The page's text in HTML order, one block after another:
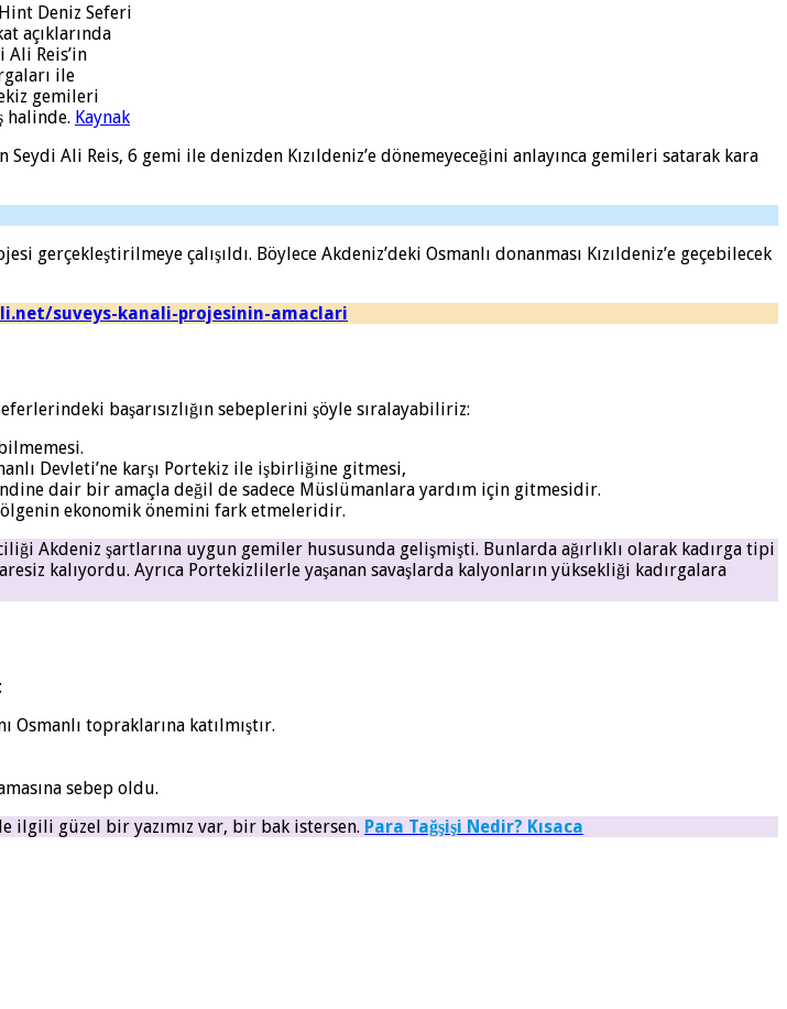
açıklarında
Ali Reis’in
ile
gemileri
halinde. Kaynak
Ali Reis, 6 gemi ile denizden Kızıldeniz’e dönemeyeceğini anlayınca gemileri satarak kara
gerçekleştirilmeye çalışıldı. Böylece Akdeniz’deki Osmanlı donanması Kızıldeniz’e geçebilecek
suveys-kanali-projesinin-amaclari
başarısızlığın sebeplerini şöyle sıralayabiliriz:
Devleti’ne karşı Portekiz ile işbirliğine gitmesi,
dair bir amaçla değil de sadece Müslümanlara yardım için gitmesidir.
ekonomik önemini fark etmeleridir.
Akdeniz şartlarına uygun gemiler hususunda gelişmişti. Bunlarda ağırlıklı olarak kadırga tipi
kalıyordu. Ayrıca Portekizlilerle yaşanan savaşlarda kalyonların yüksekliği kadırgalara
Osmanlı topraklarına katılmıştır.
sebep oldu.
ilgili güzel bir yazımız var, bir bak istersen. Para Tağşişi Nedir? Kısaca